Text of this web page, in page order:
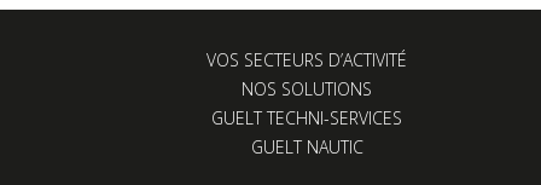
VOS SECTEURS D’ACTIVITÉ
NOS SOLUTIONS
GUELT TECHNI-SERVICES
GUELT NAUTIC